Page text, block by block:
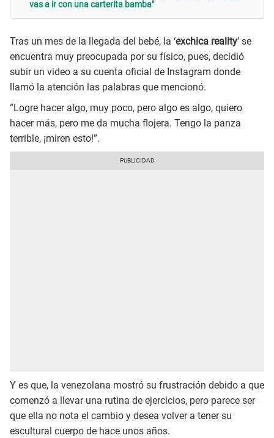
vas a ir con una carterita bamba"
Tras un mes de la llegada del bebé, la ‘exchica reality’ se
encuentra muy preocupada por su físico, pues, decidió
subir un video a su cuenta oficial de Instagram donde
llamó la atención las palabras que mencionó.
“Logre hacer algo, muy poco, pero algo es algo, quiero
hacer más, pero me da mucha flojera. Tengo la panza
terrible, ¡miren esto!”.
Y es que, la venezolana mostró su frustración debido a que
comenzó a llevar una rutina de ejercicios, pero parece ser
que ella no nota el cambio y desea volver a tener su
escultural cuerpo de hace unos años.